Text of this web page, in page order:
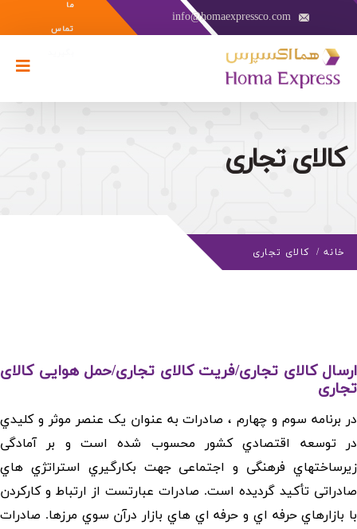
info@homaexpressco.com
ما
تماس
کالای تجاری
خانه / کالای تجاری
ارسال کالای تجاری/فریت کالای تجاری/حمل هوایی کالای
تجاری
در برنامه سوم و چهارم ، صادرات به عنوان یک عنصر موثر و کلیدي
در توسعه اقتصادي کشور محسوب شده است و بر آمادگی
زیرساختهاي فرهنگی و اجتماعی جهت بکارگیري استراتژي هاي
صادراتی تأکید گردیده است. صادرات عبارتست از ارتباط و کارکردن
با بازارهاي حرفه اي و حرفه اي هاي بازار درآن سوي مرزها. صادرات